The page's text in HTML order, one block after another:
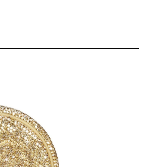
aanspreekt
voor een
en discrete verpakking